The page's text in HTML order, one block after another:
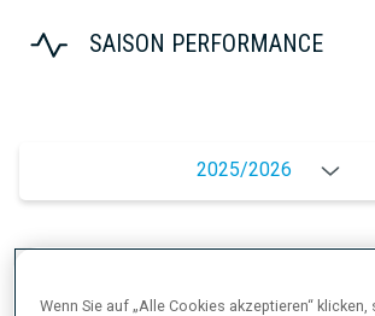
SAISON PERFORMANCE
2025/2026
Wenn Sie auf „Alle Cookies akzeptieren“ klicken,